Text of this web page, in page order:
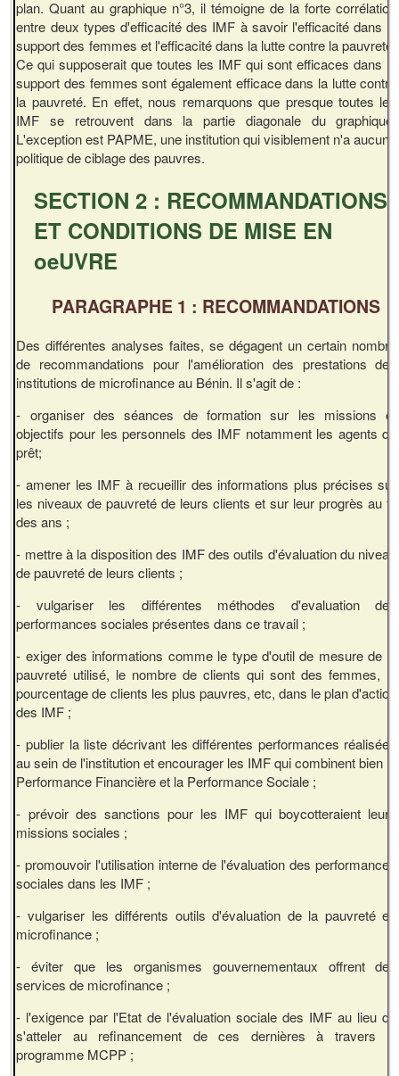
plan. Quant au graphique n°3, il témoigne de la forte corrélation
entre deux types d'efficacité des IMF à savoir l'efficacité dans le
support des femmes et l'efficacité dans la lutte contre la pauvreté.
Ce qui supposerait que toutes les IMF qui sont efficaces dans le
support des femmes sont également efficace dans la lutte contre
la pauvreté. En effet, nous remarquons que presque toutes les
IMF se retrouvent dans la partie diagonale du graphique.
L'exception est PAPME, une institution qui visiblement n'a aucune
politique de ciblage des pauvres.
SECTION 2 : RECOMMANDATIONS
ET CONDITIONS DE MISE EN
oeUVRE
PARAGRAPHE 1 : RECOMMANDATIONS
Des différentes analyses faites, se dégagent un certain nombre
de recommandations pour l'amélioration des prestations des
institutions de microfinance au Bénin. Il s'agit de :
- organiser des séances de formation sur les missions et
objectifs pour les personnels des IMF notamment les agents de
prêt;
- amener les IMF à recueillir des informations plus précises sur
les niveaux de pauvreté de leurs clients et sur leur progrès au fil
des ans ;
- mettre à la disposition des IMF des outils d'évaluation du niveau
de pauvreté de leurs clients ;
- vulgariser les différentes méthodes d'evaluation des
performances sociales présentes dans ce travail ;
- exiger des informations comme le type d'outil de mesure de la
pauvreté utilisé, le nombre de clients qui sont des femmes, le
pourcentage de clients les plus pauvres, etc, dans le plan d'action
des IMF ;
- publier la liste décrivant les différentes performances réalisées
au sein de l'institution et encourager les IMF qui combinent bien la
Performance Financière et la Performance Sociale ;
- prévoir des sanctions pour les IMF qui boycotteraient leurs
missions sociales ;
- promouvoir l'utilisation interne de l'évaluation des performances
sociales dans les IMF ;
- vulgariser les différents outils d'évaluation de la pauvreté en
microfinance ;
- éviter que les organismes gouvernementaux offrent des
services de microfinance ;
- l'exigence par l'Etat de l'évaluation sociale des IMF au lieu de
s'atteler au refinancement de ces dernières à travers le
programme MCPP ;